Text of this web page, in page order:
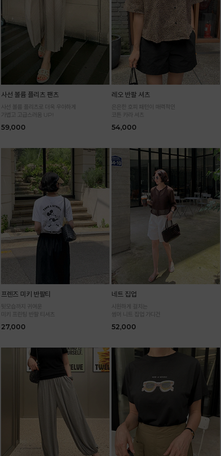
사선 볼륨 플리츠 팬츠
사선 볼륨 플리츠로 더욱 우아하게
가볍고 고급스러움 UP!
59,000
레오 반팔 셔츠
은은한 호피 패턴이 매력적인
코튼 카라 셔츠
54,000
프렌즈 미키 반팔티
뒷모습까지 귀여운
미키 프린팅 반팔 티셔츠
27,000
네트 집업
시원하게 걸치는
썸머 니트 집업 가디건
52,000